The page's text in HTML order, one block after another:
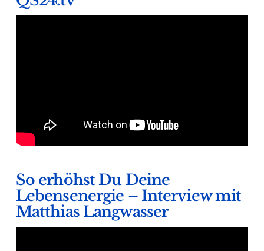
So erhöhst Du Deine
Lebensenergie – Interview mit
Matthias Langwasser